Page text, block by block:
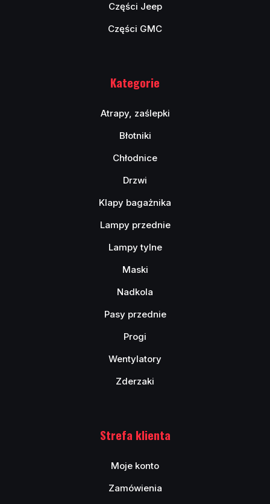
Części Jeep
Części GMC
Kategorie
Atrapy, zaślepki
Błotniki
Chłodnice
Drzwi
Klapy bagażnika
Lampy przednie
Lampy tylne
Maski
Nadkola
Pasy przednie
Progi
Wentylatory
Zderzaki
Strefa klienta
Moje konto
Zamówienia